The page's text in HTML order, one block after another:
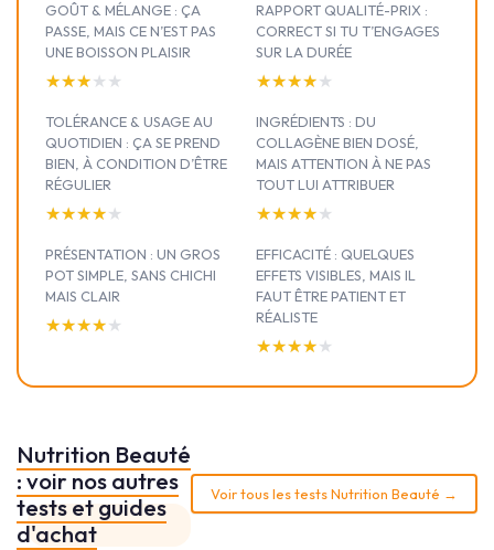
GOÛT & MÉLANGE : ÇA
PASSE, MAIS CE N’EST PAS
UNE BOISSON PLAISIR
★★★★★
★★★★★
RAPPORT QUALITÉ-PRIX :
CORRECT SI TU T’ENGAGES
SUR LA DURÉE
★★★★★
★★★★★
TOLÉRANCE & USAGE AU
QUOTIDIEN : ÇA SE PREND
BIEN, À CONDITION D’ÊTRE
RÉGULIER
★★★★★
★★★★★
INGRÉDIENTS : DU
COLLAGÈNE BIEN DOSÉ,
MAIS ATTENTION À NE PAS
TOUT LUI ATTRIBUER
★★★★★
★★★★★
PRÉSENTATION : UN GROS
POT SIMPLE, SANS CHICHI
MAIS CLAIR
★★★★★
★★★★★
EFFICACITÉ : QUELQUES
EFFETS VISIBLES, MAIS IL
FAUT ÊTRE PATIENT ET
RÉALISTE
★★★★★
★★★★★
Nutrition Beauté
: voir nos autres
tests et guides
d'achat
Voir tous les tests Nutrition Beauté →